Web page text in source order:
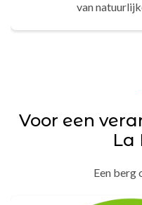
van
Voor een
La
Een berg